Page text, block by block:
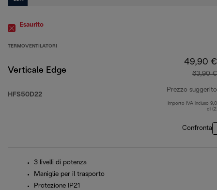
Esaurito
TERMOVENTILATORI
Verticale Edge
HFS50D22
49,90 €
63,90 €
Prezzo suggerito
Importo IVA incluso
di
Confronta
3 livelli di potenza
Maniglie per il trasporto
Protezione IP21